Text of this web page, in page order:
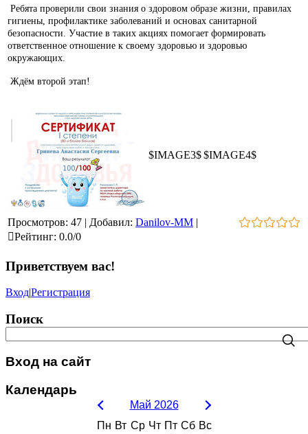
Ребята проверили свои знания о здоровом образе жизни, правилах
гигиены, профилактике заболеваний и основах санитарной
безопасности. Участие в таких акциях помогает формировать
ответственное отношение к своему здоровью и здоровью
окружающих.
Ждём второй этап!
$IMAGE3$$IMAGE4$
Просмотров: 47 | Добавил: Danilov-MM |
Рейтинг: 0.0/0
Приветствуем вас!
Вход|Регистрация
Поиск
Вход на сайт
Календарь
Май 2026
Пн Вт Ср Чт Пт Сб Вс